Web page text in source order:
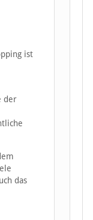
ist
der
das